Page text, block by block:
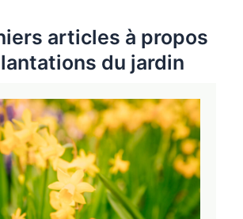
articles à propos
du jardin